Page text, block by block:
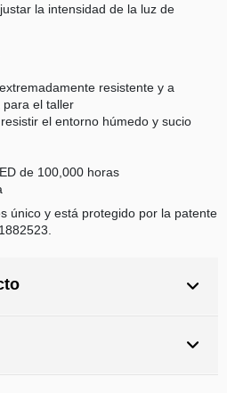
la intensidad de la luz de
resistente y a
el taller
el entorno húmedo y sucio
de 100,000 horas
único y está protegido por la patente